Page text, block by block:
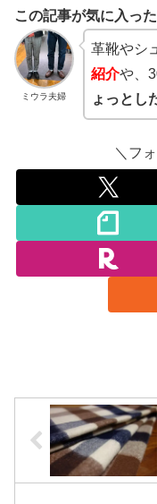
この記事が気に入っ
ミウラ夫婦
革靴やシ
紹介や、
ょっとし
＼フ